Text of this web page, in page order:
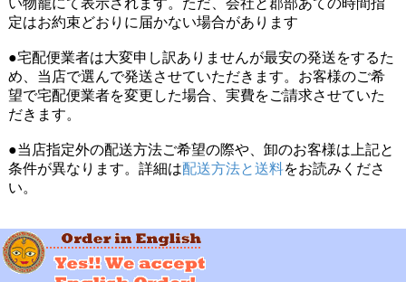
い物籠にて表示されます。ただ、会社と郡部あての時間指
定はお約束どおりに届かない場合があります
●宅配便業者は大変申し訳ありませんが最安の発送をするた
め、当店で選んで発送させていただきます。お客様のご希
望で宅配便業者を変更した場合、実費をご請求させていた
だきます。
●当店指定外の配送方法ご希望の際や、卸のお客様は上記と
条件が異なります。詳細は配送方法と送料をお読みくださ
い。